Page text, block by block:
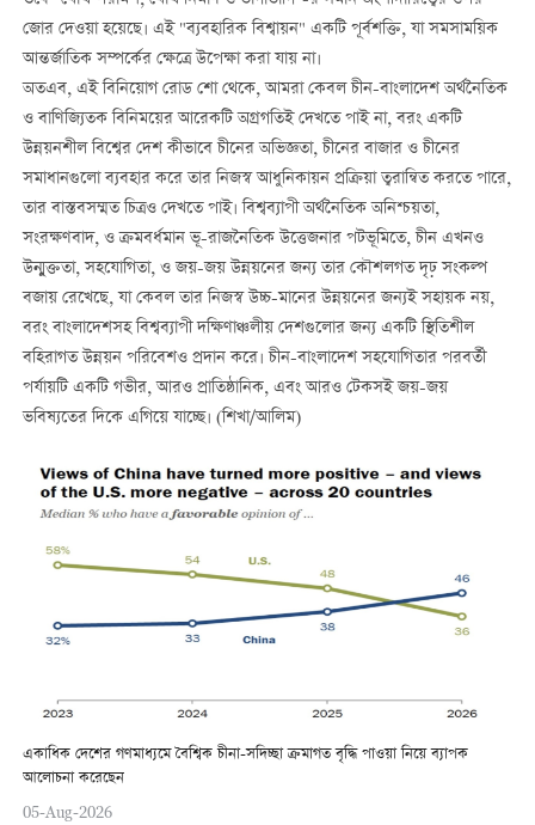
জোর দেওয়া হয়েছে। এই "ব্যবহারিক বিশ্বায়ন" একটি পূর্বশক্তি, যা সমসাময়িক
আন্তর্জাতিক সম্পর্কের ক্ষেত্রে উপেক্ষা করা যায় না।
অতএব, এই বিনিয়োগ রোড শো থেকে, আমরা কেবল চীন-বাংলাদেশ অর্থনৈতিক
ও বাণিজ্যিতক বিনিময়ের আরেকটি অগ্রগতিই দেখতে পাই না, বরং একটি
উন্নয়নশীল বিশ্বের দেশ কীভাবে চীনের অভিজ্ঞতা, চীনের বাজার ও চীনের
সমাধানগুলো ব্যবহার করে তার নিজস্ব আধুনিকায়ন প্রক্রিয়া ত্বরান্বিত করতে পারে,
তার বাস্তবসম্মত চিত্রও দেখতে পাই। বিশ্বব্যাপী অর্থনৈতিক অনিশ্চয়তা,
সংরক্ষণবাদ, ও ক্রমবর্ধমান ভূ-রাজনৈতিক উত্তেজনার পটভূমিতে, চীন এখনও
উন্মুক্ততা, সহযোগিতা, ও জয়-জয় উন্নয়নের জন্য তার কৌশলগত দৃঢ় সংকল্প
বজায় রেখেছে, যা কেবল তার নিজস্ব উচ্চ-মানের উন্নয়নের জন্যই সহায়ক নয়,
বরং বাংলাদেশসহ বিশ্বব্যাপী দক্ষিণাঞ্চলীয় দেশগুলোর জন্য একটি স্থিতিশীল
বহিরাগত উন্নয়ন পরিবেশও প্রদান করে। চীন-বাংলাদেশ সহযোগিতার পরবর্তী
পর্যায়টি একটি গভীর, আরও প্রাতিষ্ঠানিক, এবং আরও টেকসই জয়-জয়
ভবিষ্যতের দিকে এগিয়ে যাচ্ছে। (শিখা/আলিম)
একাধিক দেশের গণমাধ্যমে বৈশ্বিক চীনা-সদিচ্ছা ক্রমাগত বৃদ্ধি পাওয়া নিয়ে ব্যাপক
আলোচনা করেছেন
05-Aug-2026